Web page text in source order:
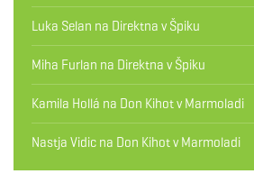
Luka Selan na Direktna v Špiku
Miha Furlan na Direktna v Špiku
Kamila Hollá na Don Kihot v Marmoladi
Nastja Vidic na Don Kihot v Marmoladi